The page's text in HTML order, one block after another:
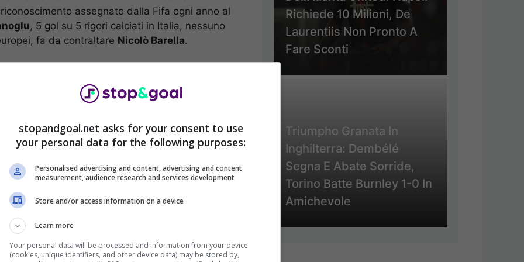
assegnato dalla Fifa ogni anno al
, 5 gol su 5 rigori calciati in Italia, nessuno
fa da contraltare Nicolò Barella.
nell’orchestra diretta da
Richiede 10 Milioni, De
Laurentiis Non Pronto A
Fare Sconti
Triumpho Granata In
Inghilterra: Dembélé
Segna E Abate Sorride,
Torino Batte Burnley 1-0 In
Amichevole
stopandgoal.net asks for your consent to use
your personal data for the following purposes:
Personalised advertising and content, advertising and content
measurement, audience research and services development
Store and/or access information on a device
Learn more
Your personal data will be processed and information from your device
(cookies, unique identifiers, and other device data) may be stored by,